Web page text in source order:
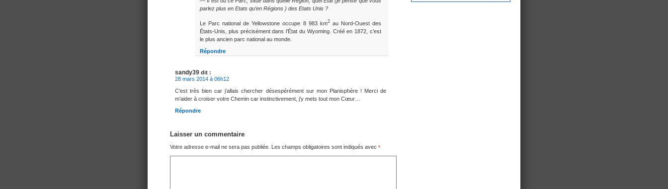
parlez plus en Etats qu’en Régions ) des Etats Unis ?
Le Parc national de Yellowstone occupe 8 983 km2au Nord-Ouest des
États-Unis, plus précisément dans l’État du Wyoming. Créé en 1872, c’est
le plus ancien parc national au monde.
Répondre
sandy39 dit :
28 mars 2014 à 06h12
C’est très bien car j’allais chercher désespérément sur mon Planisphère ! Merci de
m’aider à croiser votre Chemin car instinctivement, j’y mets tout mon Cœur…
Répondre
Laisser un commentaire
Votre adresse e-mail ne sera pas publiée. Les champs obligatoires sont indiqués avec *